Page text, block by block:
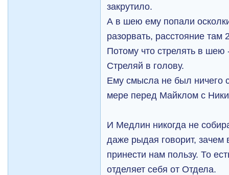
закрутило.
А в шею ему попали
разорвать, расстояние там
Потому что стрелять в шею
Стреляй в голову.
Ему смысла не был ничего
мере перед Майклом с
И Медлин никогда не
даже рыдая говорит,
принести нам пользу. То
отделяет себя от Отдела.